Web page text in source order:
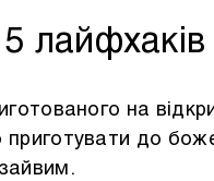
лайфхаків
на
до